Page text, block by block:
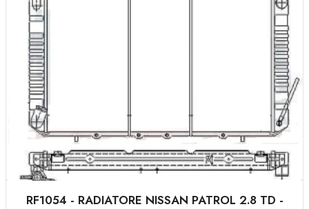
RF1054 - RADIATORE NISSAN PATROL 2.8 TD -